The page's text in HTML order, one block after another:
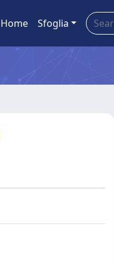
Home Sfoglia